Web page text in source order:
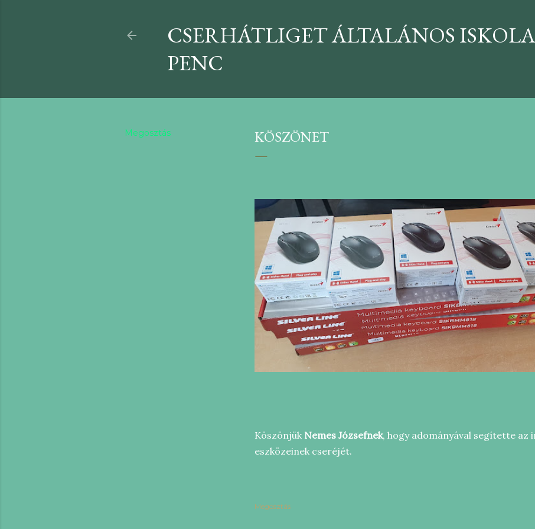
CSERHÁTLIGET ÁLTALÁNOS
PENC
Megosztás KÖSZÖNET
Köszönjük Nemes Józsefnek, hogy adományával segítette
eszközeinek cseréjét.
Megosztás